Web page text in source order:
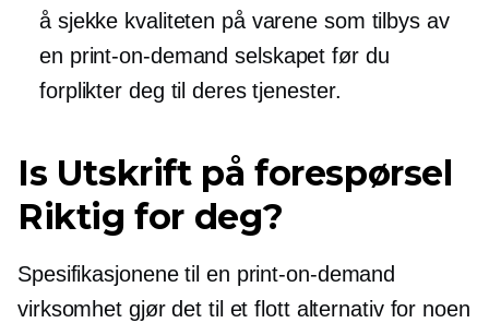
å sjekke kvaliteten på varene som tilbys av
en print-on-demand selskapet før du
forplikter deg til deres tjenester.
Is Utskrift på forespørsel
Riktig for deg?
Spesifikasjonene til en print-on-demand
virksomhet gjør det til et flott alternativ for noen